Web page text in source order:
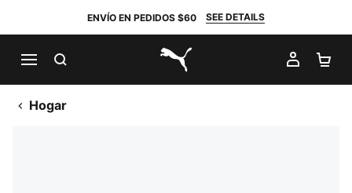
ENVÍO EN PEDIDOS $60 SEE DETAILS
PUMA.com
MI
Hogar